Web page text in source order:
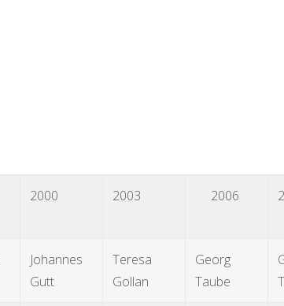
2000 2003 2006
Johannes
Gutt
Teresa
Gollan
Georg
Taube